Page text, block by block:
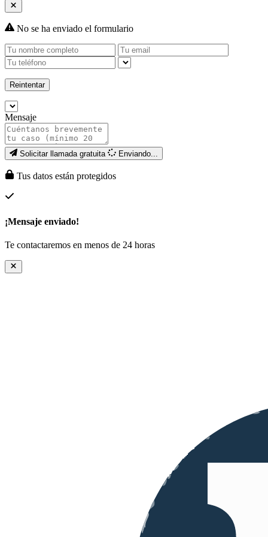
No se ha enviado el formulario
Reintentar
Mensaje
Solicitar llamada gratuita Enviando...
Tus datos están protegidos
¡Mensaje enviado!
Te contactaremos en menos de 24 horas